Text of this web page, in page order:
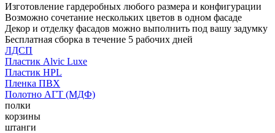
Изготовление гардеробных любого размера и конфигурации
Возможно сочетание нескольких цветов в одном фасаде
Декор и отделку фасадов можно выполнить под вашу задумку
Бесплатная сборка в течение 5 рабочих дней
ЛДСП
Пластик Alvic Luxe
Пластик HPL
Пленка ПВХ
Полотно АГТ (МДФ)
полки
корзины
штанги